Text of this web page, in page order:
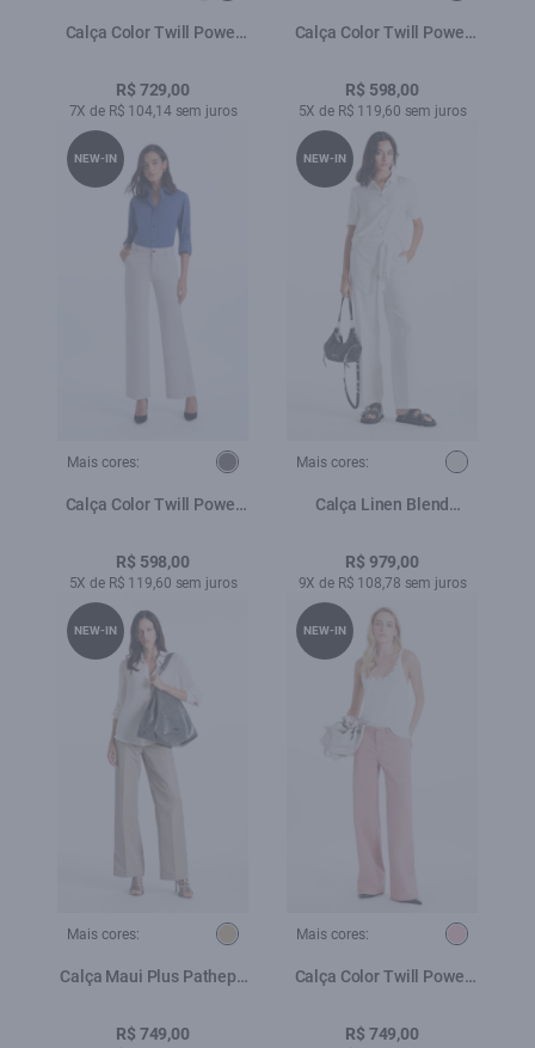
Calça Color Twill Power
R$ 729,00
7X de R$ 104,14 sem juros
Calça Color Twill Power
R$ 598,00
5X de R$ 119,60 sem juros
Mais cores:
Calça Color Twill Power
R$ 598,00
5X de R$ 119,60 sem juros
NEW-IN
Mais cores:
Calça Linen Blend
R$ 979,00
9X de R$ 108,78 sem juros
NEW-IN
Mais cores:
Calça Maui Plus Patheph
R$ 749,00
NEW-IN
Mais cores:
Calça Color Twill Power
R$ 749,00
NEW-IN